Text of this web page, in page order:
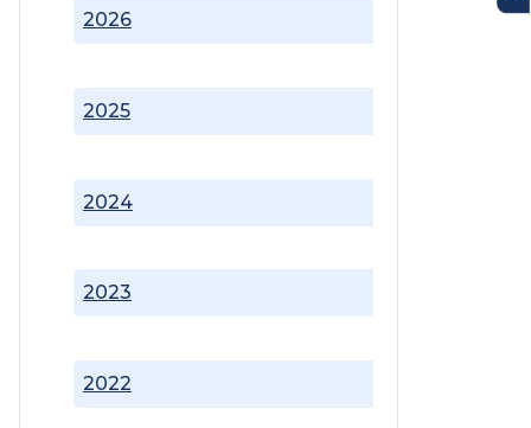
2022
2023
2024
2025
2026